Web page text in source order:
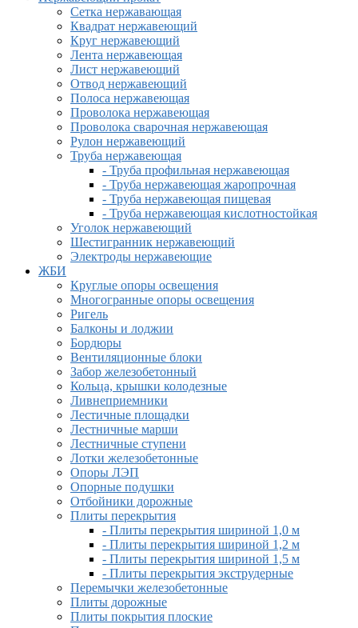
Сетка нержавающая
Квадрат нержавеющий
Круг нержавеющий
Лента нержавеющая
Лист нержавеющий
Отвод нержавеющий
Полоса нержавеющая
Проволока нержавеющая
Проволока сварочная нержавеющая
Рулон нержавеющий
Труба нержавеющая
- Труба профильная нержавеющая
- Труба нержавеющая жаропрочная
- Труба нержавеющая пищевая
- Труба нержавеющая кислотностойкая
Уголок нержавеющий
Шестигранник нержавеющий
Электроды нержавеющие
ЖБИ
Круглые опоры освещения
Многогранные опоры освещения
Ригель
Балконы и лоджии
Бордюры
Вентиляционные блоки
Забор железобетонный
Кольца, крышки колодезные
Ливнеприемники
Лестичные площадки
Лестничные марши
Лестничные ступени
Лотки железобетонные
Опоры ЛЭП
Опорные подушки
Отбойники дорожные
Плиты перекрытия
- Плиты перекрытия шириной 1,0 м
- Плиты перекрытия шириной 1,2 м
- Плиты перекрытия шириной 1,5 м
- Плиты перекрытия экструдерные
Перемычки железобетонные
Плиты дорожные
Плиты покрытия плоские